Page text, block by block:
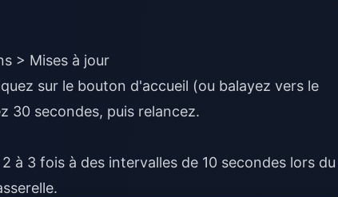
> Mises à jour
sur le bouton d'accueil (ou balayez vers le
30 secondes, puis relancez.
à 3 fois à des intervalles de 10 secondes lors du